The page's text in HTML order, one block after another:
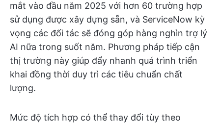
mắt vào đầu năm 2025 với hơn 60 trường hợp
sử dụng được xây dựng sẵn, và ServiceNow kỳ
vọng các đối tác sẽ đóng góp hàng nghìn trợ lý
AI nữa trong suốt năm. Phương pháp tiếp cận
thị trường này giúp đẩy nhanh quá trình triển
khai đồng thời duy trì các tiêu chuẩn chất
lượng.
Mức độ tích hợp có thể thay đổi tùy theo